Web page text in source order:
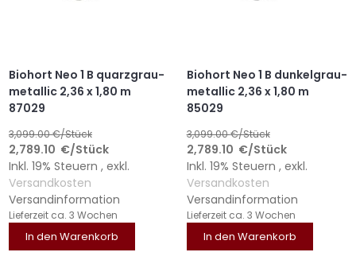
Biohort Neo 1 B quarzgrau-
metallic 2,36 x 1,80 m
87029
3,099.00€/Stück
2,789.10 €/Stück
Inkl. 19% Steuern , exkl.
Versandkosten
Versandinformation
Lieferzeit ca. 3 Wochen
In den Warenkorb
Biohort Neo 1 B dunkelgrau-
metallic 2,36 x 1,80 m
85029
3,099.00€/Stück
2,789.10 €/Stück
Inkl. 19% Steuern , exkl.
Versandkosten
Versandinformation
Lieferzeit ca. 3 Wochen
In den Warenkorb